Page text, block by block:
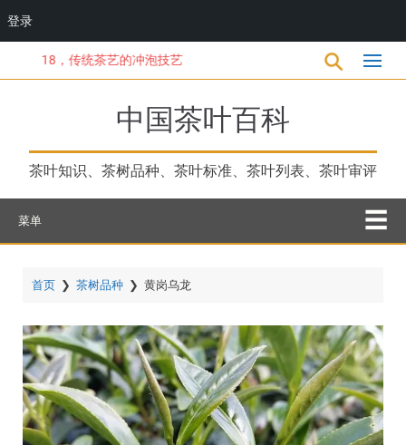
到
18，传统茶艺的冲泡技艺
中国茶叶百科
茶叶知识、茶树品种、茶叶标准、茶叶列表、茶叶审评
菜单
首页 ❯ 茶树品种 ❯ 黄岗乌龙
登录